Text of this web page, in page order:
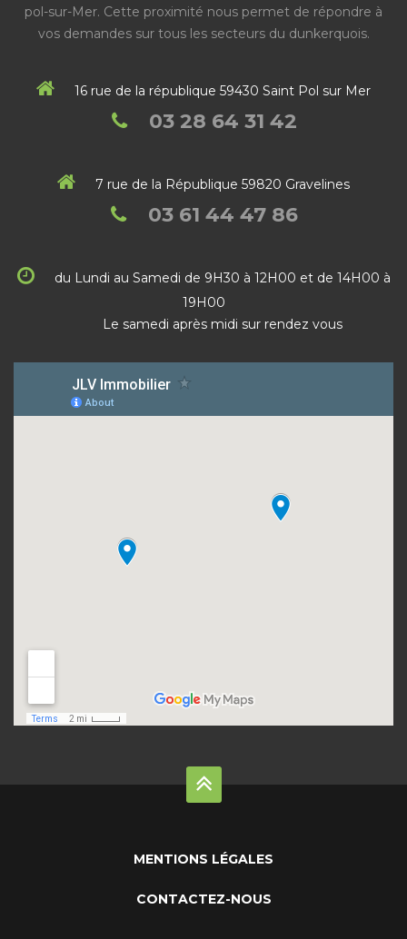
pol-sur-Mer. Cette proximité nous permet de répondre à
vos demandes sur tous les secteurs du dunkerquois.
16 rue de la république 59430 Saint Pol sur Mer
03 28 64 31 42
7 rue de la République 59820 Gravelines
03 61 44 47 86
du Lundi au Samedi de 9H30 à 12H00 et de 14H00 à
19H00
Le samedi après midi sur rendez vous
MENTIONS LÉGALES
CONTACTEZ-NOUS